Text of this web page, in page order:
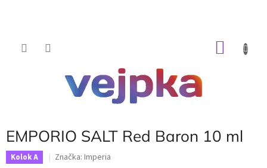
EMPORIO SALT Red Baron 10 ml
Kolok A Značka: Imperia